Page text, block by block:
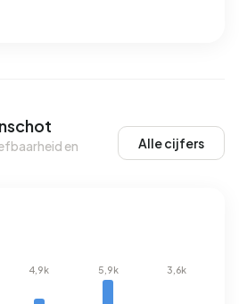
voor de kid, fantastische
en
Alle cijfers
4,9k 5,9k 3,6k